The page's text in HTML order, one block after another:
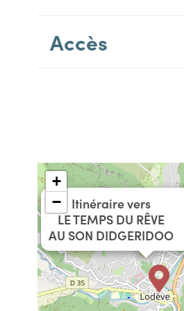
Accès
Itinéraire vers
LE TEMPS DU RÊVE
AU SON DIDGERIDOO
+
−